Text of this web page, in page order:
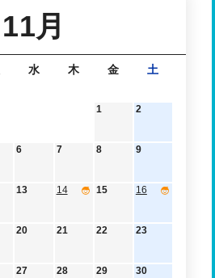
11月
水 木 金 土
1 2
6 7 8 9
13 14 15 16
20 21 22 23
27 28 29 30